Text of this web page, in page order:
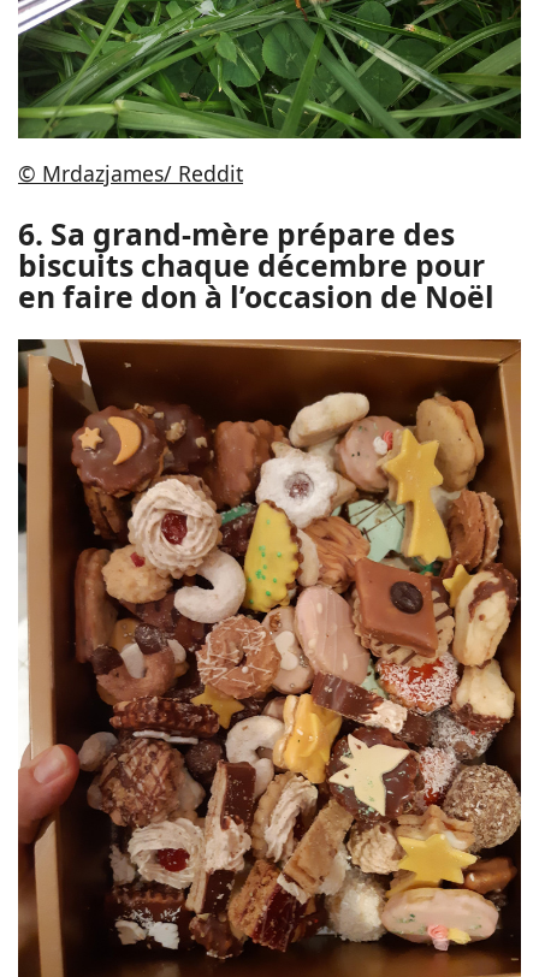
© Mrdazjames/ Reddit
6. Sa grand-mère prépare des
biscuits chaque décembre pour
en faire don à l’occasion de Noël